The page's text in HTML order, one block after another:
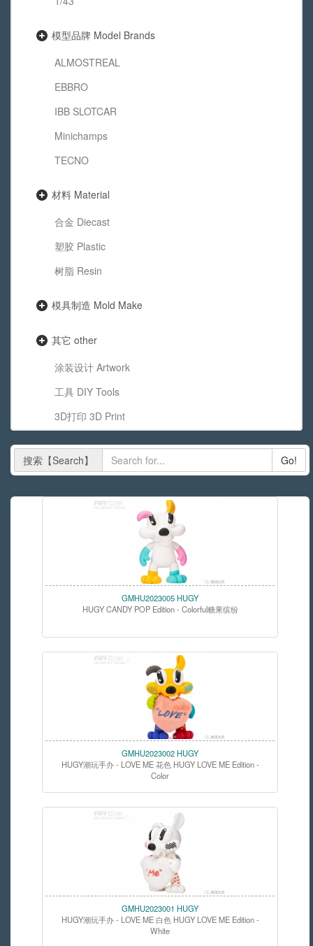
模型品牌 Model Brands
ALMOSTREAL
EBBRO
IBB SLOTCAR
Minichamps
TECNO
材料 Material
合金 Diecast
塑胶 Plastic
树脂 Resin
模具制造 Mold Make
其它 other
涂装设计 Artwork
工具 DIY Tools
3D打印 3D Print
搜索【Search】 Go!
GMHU2023005 HUGY
HUGY CANDY POP Edition - Colorful糖果缤纷
GMHU2023002 HUGY
HUGY潮玩手办 - LOVE ME 花色 HUGY LOVE ME Edition -
Color
GMHU2023001 HUGY
HUGY潮玩手办 - LOVE ME 白色 HUGY LOVE ME Edition -
White